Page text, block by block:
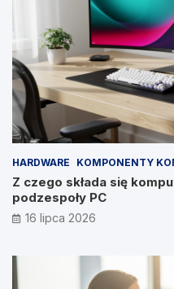
HARDWARE KOMPONENTY
Z czego składa się
podzespoły PC
16 lipca 2026